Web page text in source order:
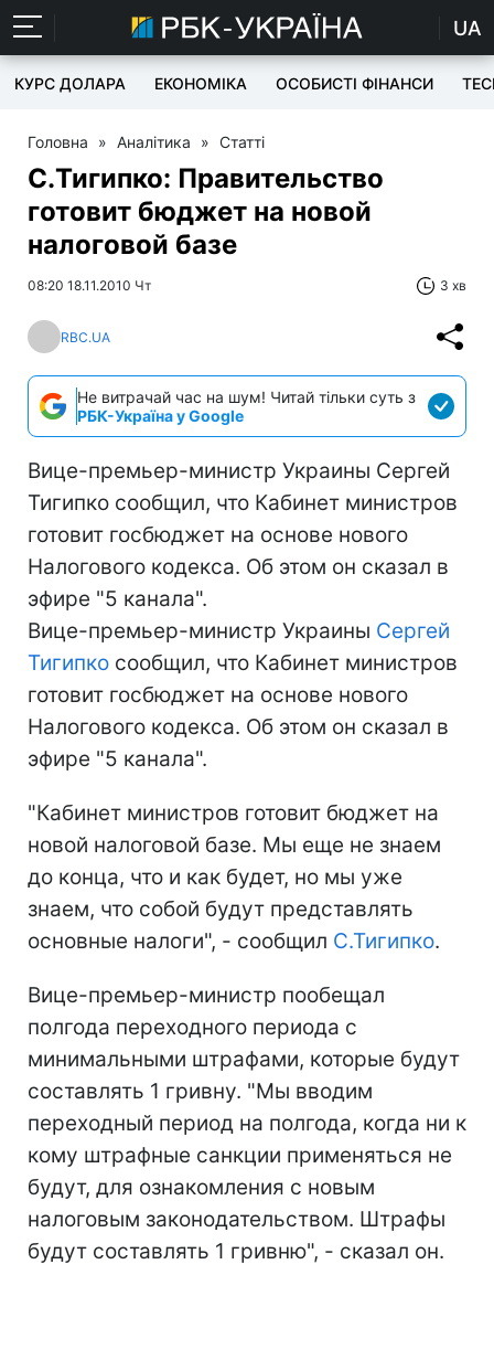
UA
КУРС ДОЛАРА ЕКОНОМІКА ОСОБИСТІ ФІНАНСИ
Головна » Аналітика » Статті
C.Тигипко: Правительство
готовит бюджет на новой
налоговой базе
08:20 18.11.2010 Чт 3 хв
RBC.UA
Не витрачай час на шум! Читай тільки суть з
РБК-Україна у Google
Вице-премьер-министр Украины Сергей
Тигипко сообщил, что Кабинет министров
готовит госбюджет на основе нового
Налогового кодекса. Об этом он сказал в
эфире "5 канала".
Вице-премьер-министр Украины Сергей
Тигипко сообщил, что Кабинет министров
готовит госбюджет на основе нового
Налогового кодекса. Об этом он сказал в
эфире "5 канала".
"Кабинет министров готовит бюджет на
новой налоговой базе. Мы еще не знаем
до конца, что и как будет, но мы уже
знаем, что собой будут представлять
основные налоги", - сообщил С.Тигипко.
Вице-премьер-министр пообещал
полгода переходного периода с
минимальными штрафами, которые будут
составлять 1 гривну. "Мы вводим
переходный период на полгода, когда ни к
кому штрафные санкции применяться не
будут, для ознакомления с новым
налоговым законодательством. Штрафы
будут составлять 1 гривню", - сказал он.